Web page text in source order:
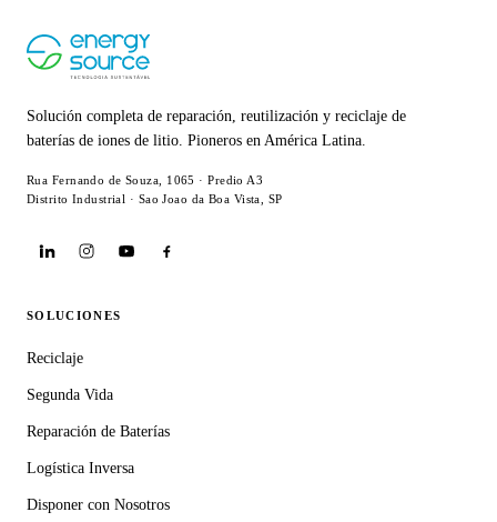
Solución completa de reparación, reutilización y reciclaje de
baterías de iones de litio. Pioneros en América Latina.
Rua Fernando de Souza, 1065 · Predio A3
Distrito Industrial · Sao Joao da Boa Vista, SP
SOLUCIONES
Reciclaje
Segunda Vida
Reparación de Baterías
Logística Inversa
Disponer con Nosotros